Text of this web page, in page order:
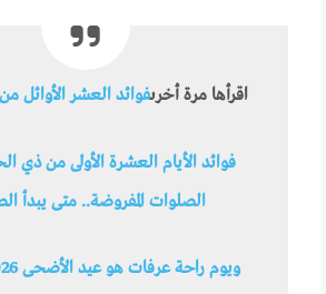
اقرأها مرة أخرىفوائد العشر الأوائل
الصلوات المفروضة.. متى يبدأ